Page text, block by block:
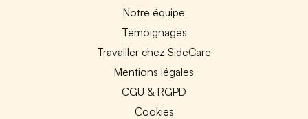
Notre équipe
Témoignages
Travailler chez SideCare
Mentions légales
CGU & RGPD
Cookies